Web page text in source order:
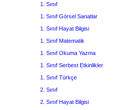
1. Sınıf
1. Sınıf Görsel Sanatlar
1. Sınıf Hayat Bilgisi
1. Sınıf Matematik
1. Sınıf Okuma Yazma
1. Sınıf Serbest Etkinlikler
1. Sınıf Türkçe
2. Sınıf
2. Sınıf Hayat Bilgisi